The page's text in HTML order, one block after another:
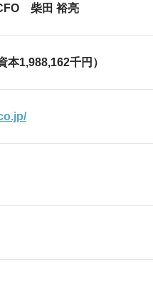
柴田 裕亮
本1,988,162千円）